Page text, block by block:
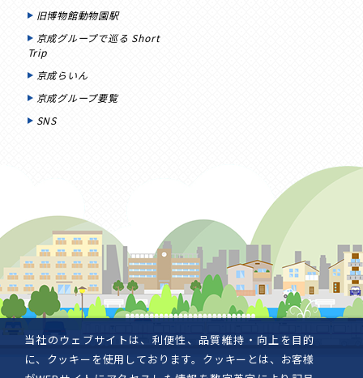
旧博物館動物園駅
京成グループで巡る Short
Trip
京成らいん
京成グループ要覧
SNS
当社のウェブサイトは、利便性、品質維持・向上を目的
に、クッキーを使用しております。クッキーとは、お客様